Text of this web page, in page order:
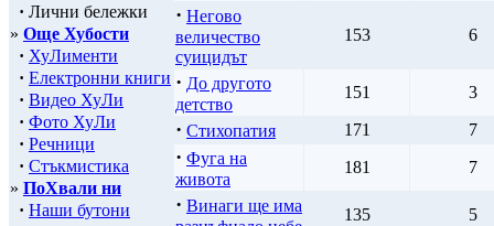
· Лични бележки
» Още Хубости
· ХуЛименти
· Електронни книги
· Видео ХуЛи
· Фото ХуЛи
· Речници
· Стъкмистика
» ПоХвали ни
· Наши бутони
· Негово
величество
суицидът
153 6
· До другото
детство
151 3
· Стихопатия 171 7
· Фуга на
живота
181 7
· Винаги ще има
135 5